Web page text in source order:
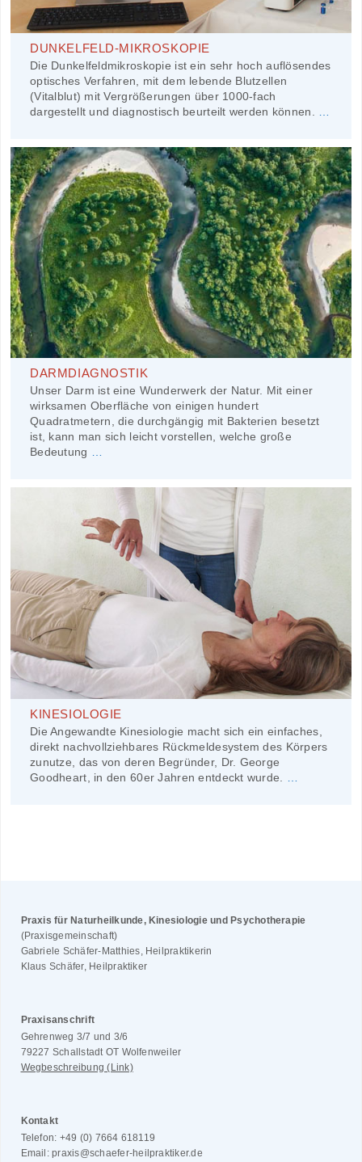
DUNKELFELD-MIKROSKOPIE
Die Dunkelfeldmikroskopie ist ein sehr hoch auflösendes
optisches Verfahren, mit dem lebende Blutzellen
(Vitalblut) mit Vergrößerungen über 1000-fach
dargestellt und diagnostisch beurteilt werden können.
DARMDIAGNOSTIK
Unser Darm ist eine Wunderwerk der Natur. Mit einer
wirksamen Oberfläche von einigen hundert
Quadratmetern, die durchgängig mit Bakterien besetzt
ist, kann man sich leicht vorstellen, welche große
Bedeutung …
KINESIOLOGIE
Die Angewandte Kinesiologie macht sich ein einfaches,
direkt nachvollziehbares Rückmeldesystem des Körpers
zunutze, das von deren Begründer, Dr. George
Goodheart, in den 60er Jahren entdeckt wurde.
Praxis für Naturheilkunde, Kinesiologie und Psychotherapie
(Praxisgemeinschaft)
Gabriele Schäfer-Matthies, Heilpraktikerin
Klaus Schäfer, Heilpraktiker
Praxisanschrift
Gehrenweg 3/7 und 3/6
79227 Schallstadt OT Wolfenweiler
Wegbeschreibung (Link)
Kontakt
Telefon: +49 (0) 7664 618119
Email: praxis@schaefer-heilpraktiker.de